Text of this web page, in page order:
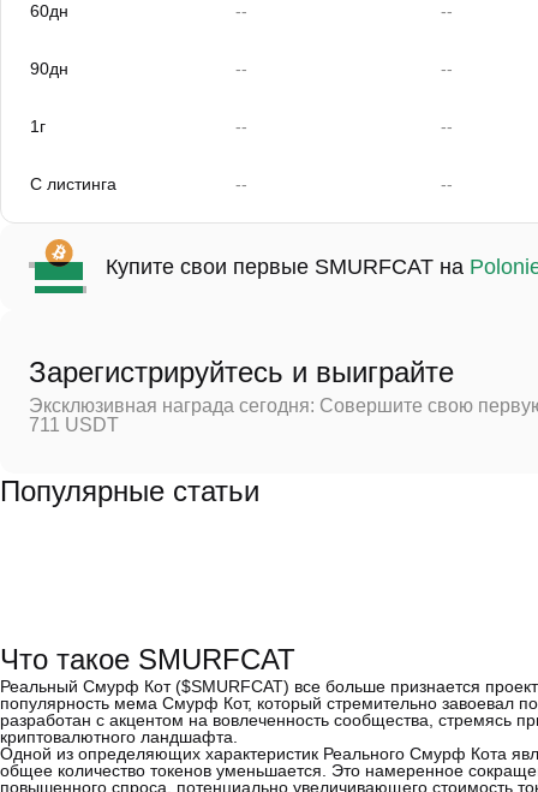
60дн -- --
90дн -- --
1г -- --
С листинга -- --
Купите свои первые SMURFCAT на
Зарегистрируйтесь и выиграйте
Эксклюзивная награда сегодня: Совершите свою
711 USDT
Популярные статьи
Что такое SMURFCAT
Реальный Смурф Кот ($SMURFCAT) все больше признается
популярность мема Смурф Кот, который стремительно завоевал
разработан с акцентом на вовлеченность сообщества, стремясь
криптовалютного ландшафта.
Одной из определяющих характеристик Реального Смурф Кота
общее количество токенов уменьшается. Это намеренное
повышенного спроса, потенциально увеличивающего стоимость